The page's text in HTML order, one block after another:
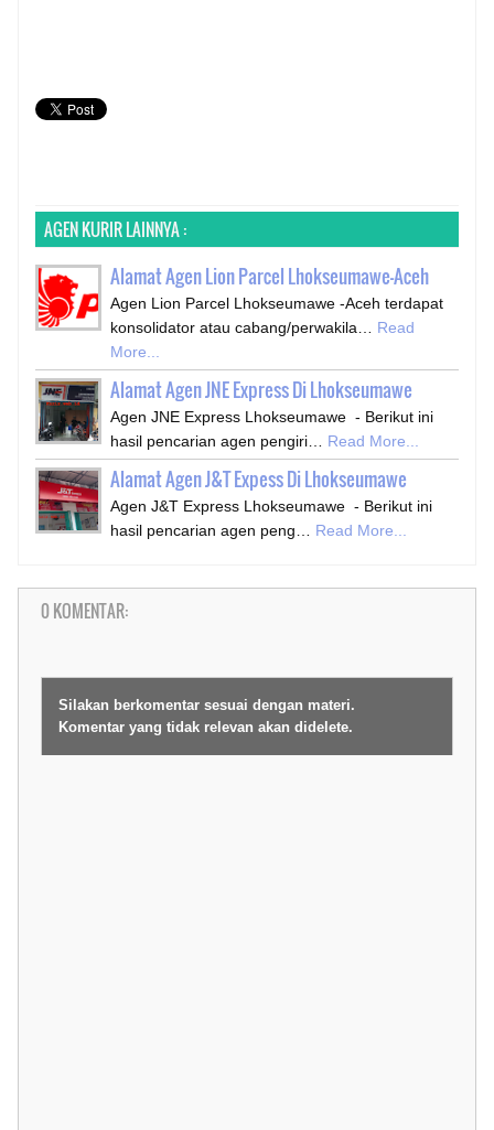
AGEN KURIR LAINNYA :
Alamat Agen Lion Parcel Lhokseumawe-Aceh
Agen Lion Parcel Lhokseumawe -Aceh terdapat
konsolidator atau cabang/perwakila…
Read
More...
Alamat Agen JNE Express Di Lhokseumawe
Agen JNE Express Lhokseumawe - Berikut ini
hasil pencarian agen pengiri…
Read More...
Alamat Agen J&T Expess Di Lhokseumawe
Agen J&T Express Lhokseumawe - Berikut ini
hasil pencarian agen peng…
Read More...
0 KOMENTAR:
Silakan berkomentar sesuai dengan materi.
Komentar yang tidak relevan akan didelete.